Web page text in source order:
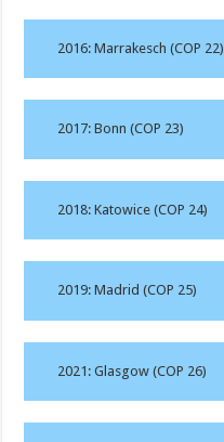
2016: Marrakesch (COP 22)
2017: Bonn (COP 23)
2018: Katowice (COP 24)
2019: Madrid (COP 25)
2021: Glasgow (COP 26)